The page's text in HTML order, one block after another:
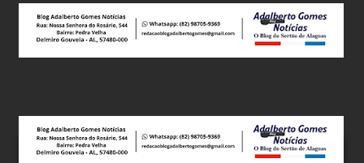
Este site utiliza cookies para melhorar sua experiência e